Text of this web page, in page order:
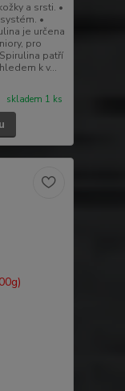
a srsti. •
•
je určena
pro
patří
k v...
skladem 1 ks